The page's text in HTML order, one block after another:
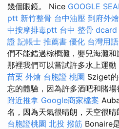
幾個眼鏡。 Nice GOOGLE
ptt 新竹整骨 台中油壓 到府外燴
中按摩排毒ptt 台中 整骨 dcard
證 記帳士 推薦書 優化 台灣用語
們不能錯過棕櫚灘，嬰兒海灘
那裡我們可以嘗試許多水上運動
苗栗 外燴 台胞證 桃園 Sziget
忘的體驗，因為許多酒吧和賭場
附近推拿 Google商家檔案
名，因為天氣很晴朗，天空很晴
台胞證桃園 北投 撥筋 Bonaire